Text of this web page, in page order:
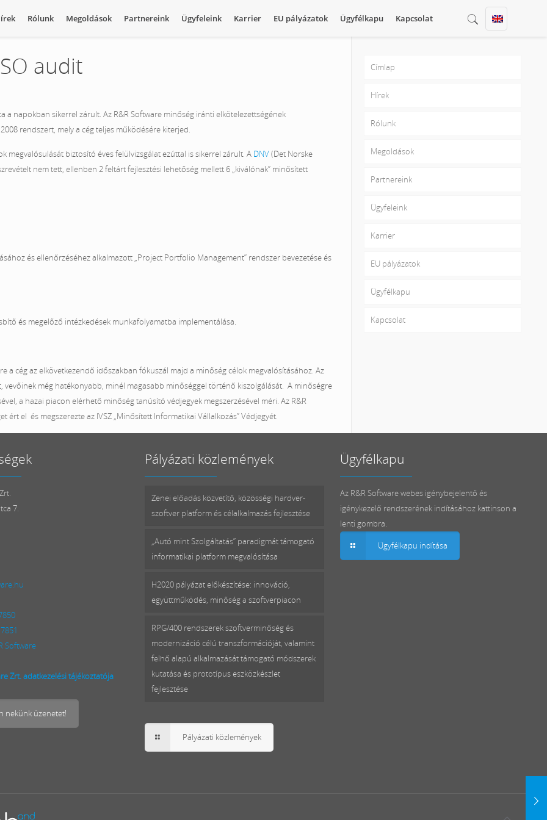
Rólunk Megoldások Partnereink Ügyfeleink Karrier EU pályázatok Ügyfélkapu Kapcsolat
audit
a napokban sikerrel zárult. Az R&R Software minőség iránti elkötelezettségének
rendszert, mely a cég teljes működésére kiterjed.
megvalósulását biztosító éves felülvizsgálat ezúttal is sikerrel zárult. A DNV(Det Norske
nem tett, ellenben 2 feltárt fejlesztési lehetőség mellett 6 „kiválónak” minősített
és ellenőrzéséhez alkalmazott „Project Portfolio Management” rendszer bevezetése és
és megelőző intézkedések munkafolyamatba implementálása.
cég az elkövetkezendő időszakban fókuszál majd a minőség célok megvalósításához. Az
még hatékonyabb, minél magasabb minőséggel történő kiszolgálását. A minőségre
a hazai piacon elérhető minőség tanúsító védjegyek megszerzésével méri. Az R&R
el és megszerezte az IVSZ „Minősített Informatikai Vállalkozás” Védjegyét.
Címlap
Hírek
Rólunk
Megoldások
Partnereink
Ügyfeleink
Karrier
EU pályázatok
Ügyfélkapu
Kapcsolat
7.
Software
Zrt. adatkezelési tájékoztatója
nekünk üzenetet!
Pályázati közlemények
Zenei előadás közvetítő, közösségi hardver-
szoftver platform és célalkalmazás fejlesztése
„Autó mint Szolgáltatás” paradigmát támogató
informatikai platform megvalósítása
H2020 pályázat előkészítése: innováció,
együttműködés, minőség a szoftverpiacon
RPG/400 rendszerek szoftverminőség és
modernizáció célú transzformációját, valamint
felhő alapú alkalmazását támogató módszerek
kutatása és prototípus eszközkészlet
fejlesztése
Pályázati közlemények
Ügyfélkapu
Az R&R Software webes igénybejelentő és
igénykezelő rendszerének indításához kattinson a
lenti gombra.
Ügyfélkapu indítása